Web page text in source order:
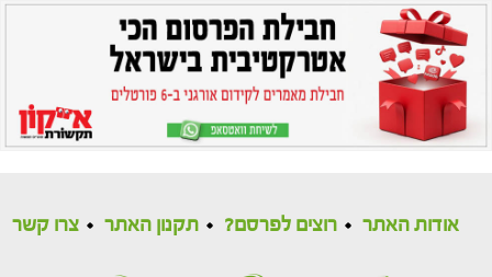
אודות האתר רוצים לפרסם? תקנון האתר צרו קשר